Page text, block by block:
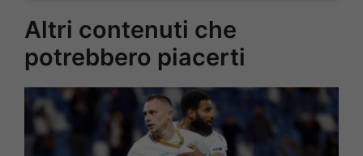
Altri contenuti che
potrebbero piacerti